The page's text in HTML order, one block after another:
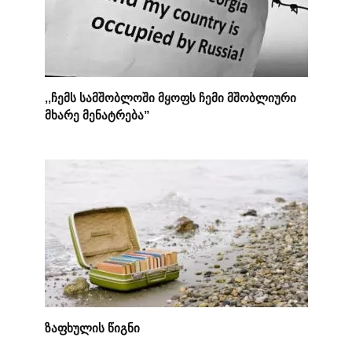
,,ჩემს სამშობლოში მყოფს ჩემი მშობლიური
მხარე მენატრება”
ზაფხულის წიგნი